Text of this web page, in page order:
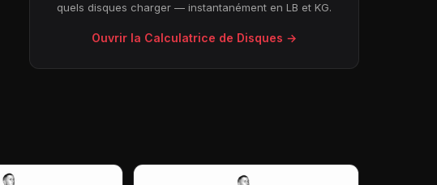
quels disques charger — instantanément en LB et KG.
Ouvrir la Calculatrice de Disques →